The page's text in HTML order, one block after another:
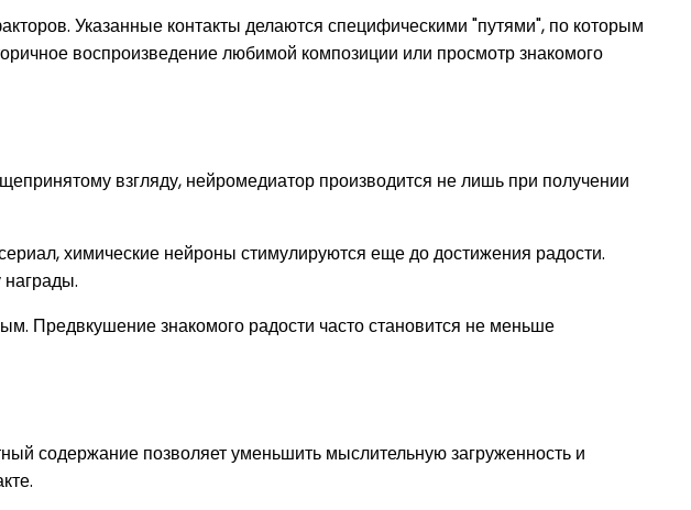
Указанные контакты делаются специфическими "путями", по которым
воспроизведение любимой композиции или просмотр знакомого
взгляду, нейромедиатор производится не лишь при получении
химические нейроны стимулируются еще до достижения радости.
Предвкушение знакомого радости часто становится не меньше
содержание позволяет уменьшить мыслительную загруженность и